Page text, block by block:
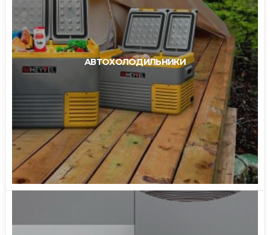
АВТОХОЛОДИЛЬНИКИ